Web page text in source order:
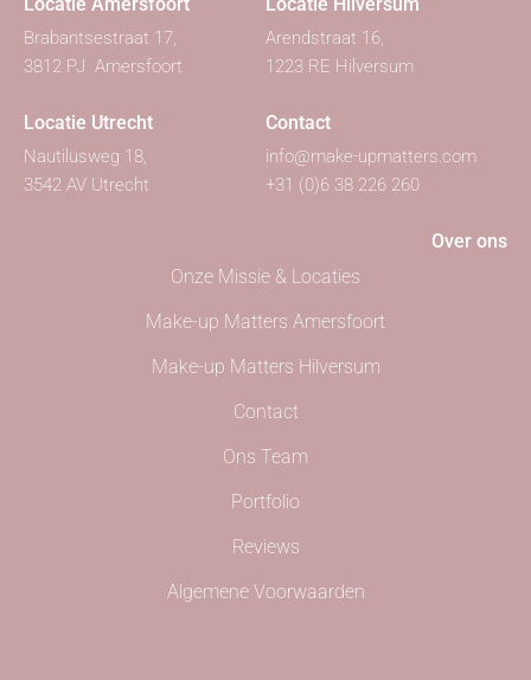
Brabantsestraat 17,
3812 PJ Amersfoort
Arendstraat 16,
1223 RE Hilversum
Locatie Utrecht
Nautilusweg 18,
3542 AV Utrecht
Contact
info@make-upmatters.com
+31 (0)6 38 226 260
Over ons
Onze Missie & Locaties
Make-up Matters Amersfoort
Make-up Matters Hilversum
Contact
Ons Team
Portfolio
Reviews
Algemene Voorwaarden